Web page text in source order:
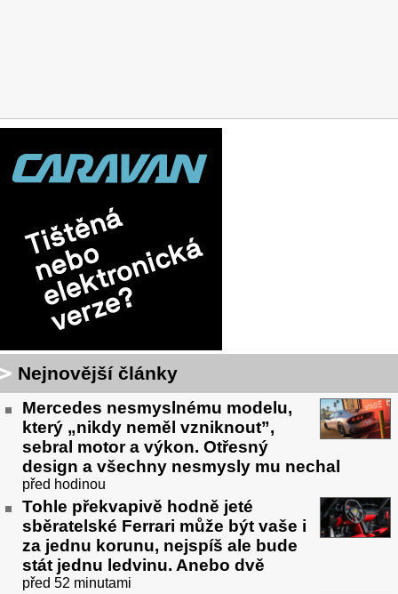
Nejnovější články
Mercedes nesmyslnému modelu,
který „nikdy neměl vzniknout”,
sebral motor a výkon. Otřesný
design a všechny nesmysly mu nechal
před hodinou
Tohle překvapivě hodně jeté
sběratelské Ferrari může být vaše i
za jednu korunu, nejspíš ale bude
stát jednu ledvinu. Anebo dvě
před 52 minutami